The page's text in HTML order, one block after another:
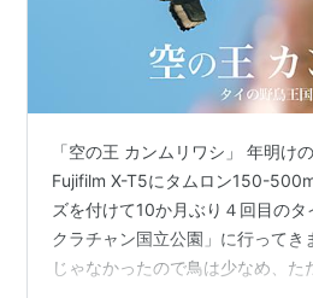
「空の王 カンムリワシ」 年明け
Fujifilm X-T5にタムロン150-
ズを付けて10か月ぶり４回目の
クラチャン国立公園」に行ってき
じゃなかったので鳥は少なめ、た